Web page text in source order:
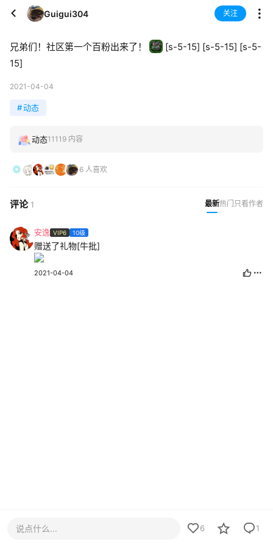
Guigui304 关注
兄弟们！社区第一个百粉出来了！
[s-5-15] [s-5-15] [s-5-
15]
2021-04-04
#动态
动态11119 内容
6 人喜欢
评论 1 最新热门 只看作者
安逸 VIP6 10级
赠送了礼物[牛批]
2021-04-04
说点什么... 6 1